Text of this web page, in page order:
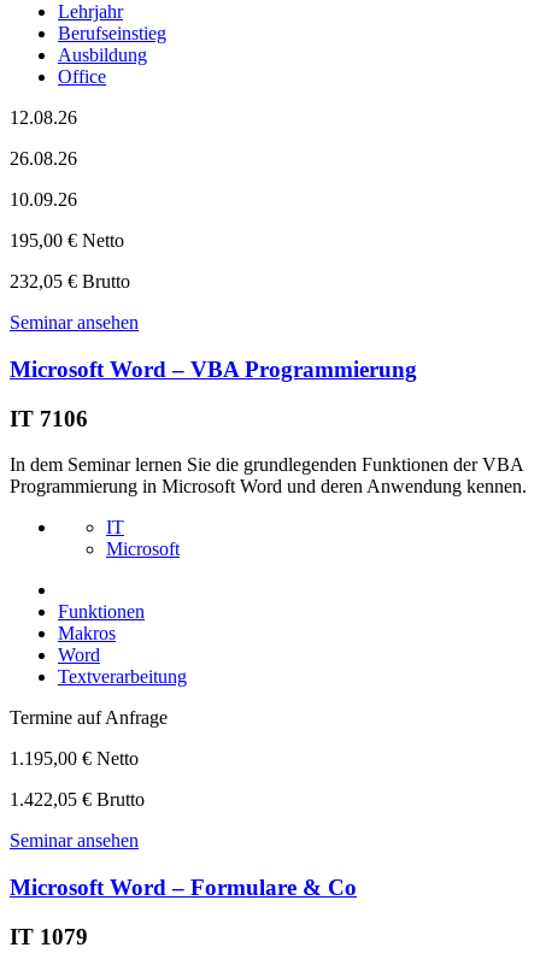
Lehrjahr
Berufseinstieg
Ausbildung
Office
12.08.26
26.08.26
10.09.26
195,00 € Netto
232,05 € Brutto
Seminar ansehen
Microsoft Word – VBA Programmierung
IT 7106
In dem Seminar lernen Sie die grundlegenden Funktionen der VBA
Programmierung in Microsoft Word und deren Anwendung kennen.
IT
Microsoft
Funktionen
Makros
Word
Textverarbeitung
Termine auf Anfrage
1.195,00 € Netto
1.422,05 € Brutto
Seminar ansehen
Microsoft Word – Formulare & Co
IT 1079